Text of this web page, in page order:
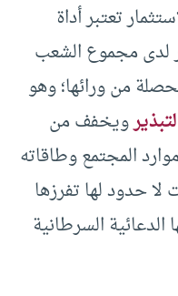
تعتبر أداة
لدى مجموع الشعب
من ورائها؛ وهو
ويخفف من
المجتمع وطاقاته
حدود لها تفرزها
السرطانية